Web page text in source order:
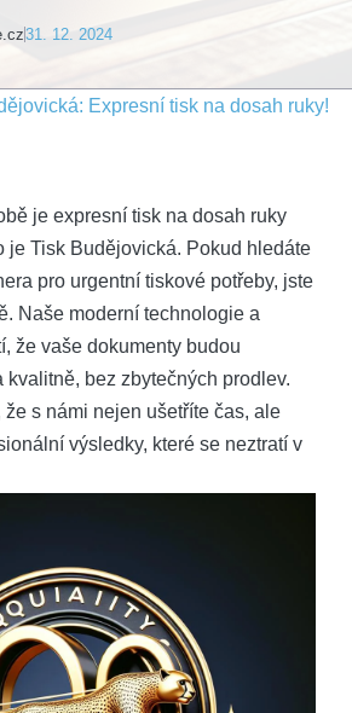
31. 12. 2024
Expresní tisk na dosah ruky!
je expresní tisk na dosah ruky
je Tisk Budějovická. Pokud hledáte
pro urgentní tiskové potřeby, jste
Naše moderní technologie a
že vaše dokumenty budou
kvalitně, bez zbytečných prodlev.
že s námi nejen ušetříte čas, ale
výsledky, které se neztratí v